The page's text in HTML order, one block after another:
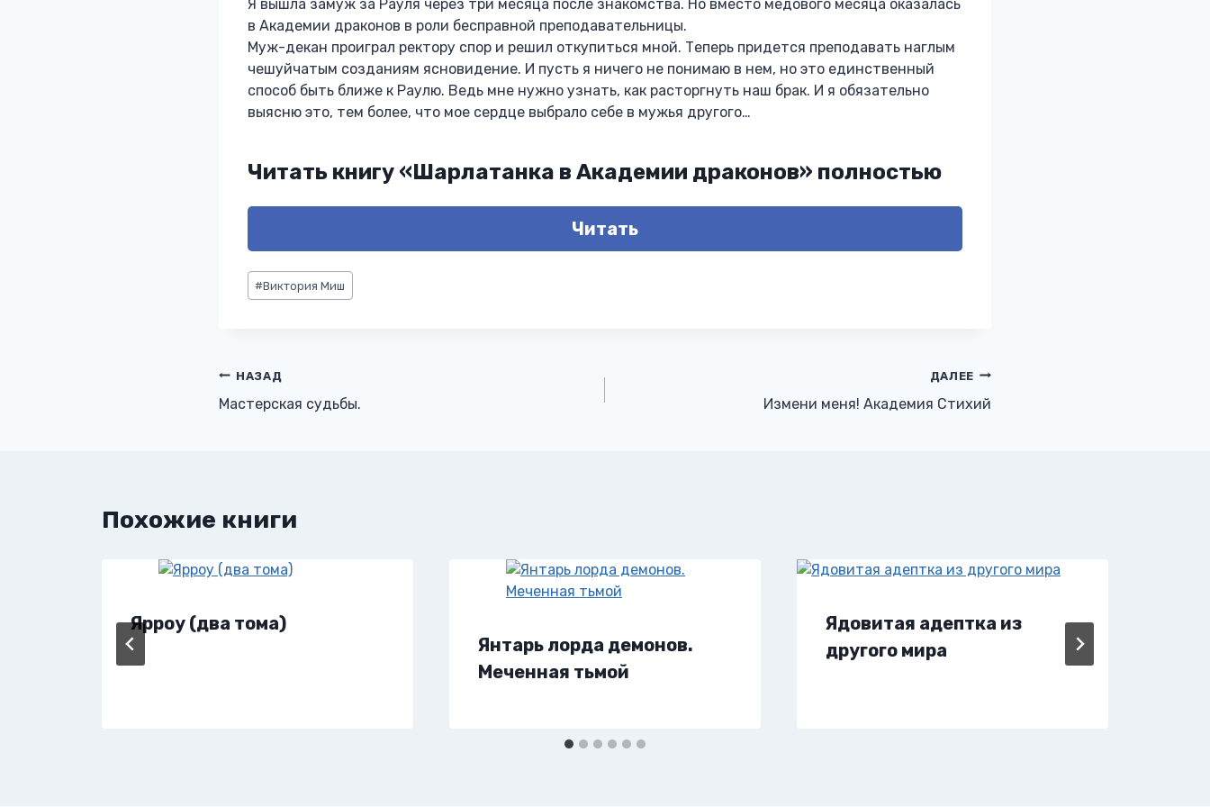
Я вышла замуж за Рауля через три месяца после знакомства. Но вместо медового месяца оказалась
в Академии драконов в роли бесправной преподавательницы.
Муж-декан проиграл ректору спор и решил откупиться мной. Теперь придется преподавать наглым
чешуйчатым созданиям ясновидение. И пусть я ничего не понимаю в нем, но это единственный
способ быть ближе к Раулю. Ведь мне нужно узнать, как расторгнуть наш брак. И я обязательно
выясню это, тем более, что мое сердце выбрало себе в мужья другого…
Читать книгу «Шарлатанка в Академии драконов» полностью
Читать
Метки
записи:
#Виктория Миш
Навигация
по
НАЗАД
Мастерская судьбы.
ДАЛЕЕ
Измени меня! Академия Стихий
Похожие книги
Ярроу (два тома)
Янтарь лорда демонов.
Меченная тьмой
Ядовитая адептка из
другого мира